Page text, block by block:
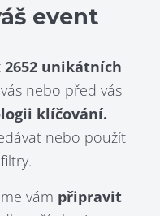
event
2652 unikátních
nebo před vás
klíčování.
nebo použít
vám připravit